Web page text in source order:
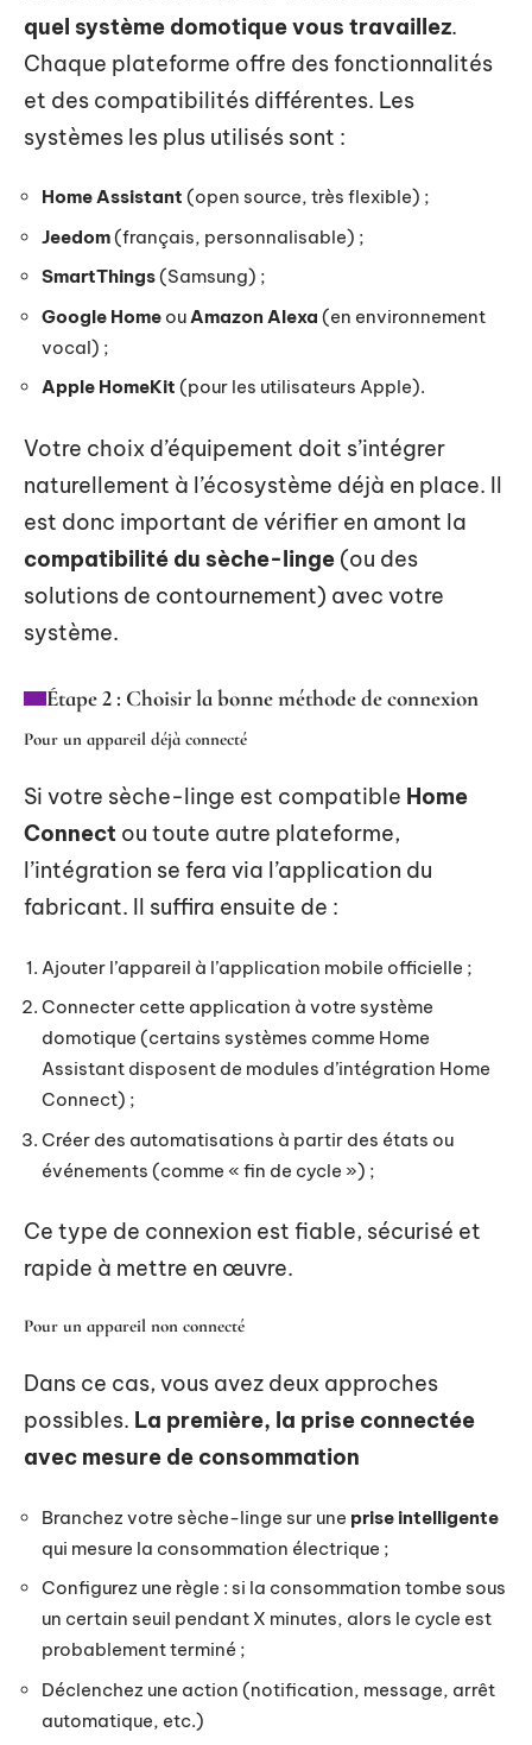
quel système domotique vous travaillez.
Chaque plateforme offre des fonctionnalités
et des compatibilités différentes. Les
systèmes les plus utilisés sont :
Home Assistant (open source, très flexible) ;
Jeedom(français, personnalisable) ;
SmartThings(Samsung) ;
Google Home ouAmazon Alexa (en environnement
vocal) ;
Apple HomeKit (pour les utilisateurs Apple).
Votre choix d’équipement doit s’intégrer
naturellement à l’écosystème déjà en place. Il
est donc important de vérifier en amont la
compatibilité du sèche-linge (ou des
solutions de contournement) avec votre
système.
Étape 2 : Choisir la bonne méthode de connexion
Pour un appareil déjà connecté
Si votre sèche-linge est compatible Home
Connect ou toute autre plateforme,
l’intégration se fera via l’application du
fabricant. Il suffira ensuite de :
Ajouter l’appareil à l’application mobile officielle ;
Connecter cette application à votre système
domotique (certains systèmes comme Home
Assistant disposent de modules d’intégration Home
Connect) ;
Créer des automatisations à partir des états ou
événements (comme « fin de cycle ») ;
Ce type de connexion est fiable, sécurisé et
rapide à mettre en œuvre.
Pour un appareil non connecté
Dans ce cas, vous avez deux approches
possibles. La première, la prise connectée
avec mesure de consommation
Branchez votre sèche-linge sur une prise intelligente
qui mesure la consommation électrique ;
Configurez une règle : si la consommation tombe sous
un certain seuil pendant X minutes, alors le cycle est
probablement terminé ;
Déclenchez une action (notification, message, arrêt
automatique, etc.)